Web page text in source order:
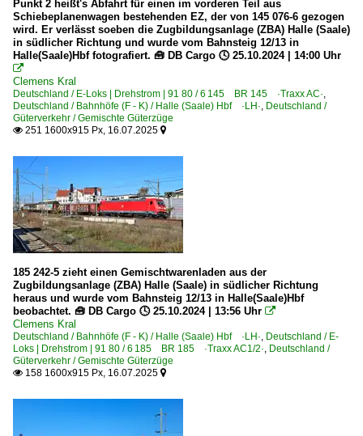
Punkt 2 heißt's Abfahrt für einen im vorderen Teil aus
Schiebeplanenwagen bestehenden EZ, der von 145 076-6 gezogen
wird. Er verlässt soeben die Zugbildungsanlage (ZBA) Halle (Saale)
in südlicher Richtung und wurde vom Bahnsteig 12/13 in
Halle(Saale)Hbf fotografiert. 🧰 DB Cargo 🕓 25.10.2024 | 14:00 Uhr

Clemens Kral
Deutschland / E-Loks | Drehstrom | 91 80 / 6 145 BR 145 ·Traxx AC·,
Deutschland / Bahnhöfe (F - K) / Halle (Saale) Hbf ·LH·, Deutschland /
Güterverkehr / Gemischte Güterzüge
 251 1600x915 Px, 16.07.2025 
185 242-5 zieht einen Gemischtwarenladen aus der
Zugbildungsanlage (ZBA) Halle (Saale) in südlicher Richtung
heraus und wurde vom Bahnsteig 12/13 in Halle(Saale)Hbf
beobachtet. 🧰 DB Cargo 🕓 25.10.2024 | 13:56 Uhr 
Clemens Kral
Deutschland / Bahnhöfe (F - K) / Halle (Saale) Hbf ·LH·, Deutschland / E-
Loks | Drehstrom | 91 80 / 6 185 BR 185 ·Traxx AC1/2·, Deutschland /
Güterverkehr / Gemischte Güterzüge
 158 1600x915 Px, 16.07.2025 